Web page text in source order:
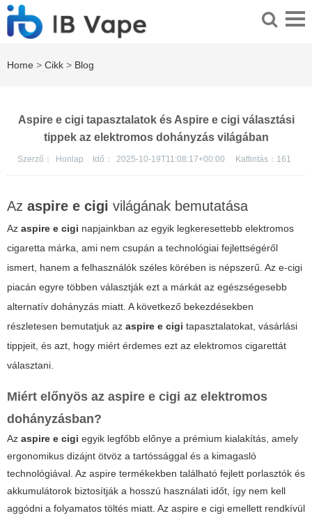
Home > Cikk > Blog
Aspire e cigi tapasztalatok és Aspire e cigi választási
tippek az elektromos dohányzás világában
Szerző： Honlap Idő： 2025-10-19T11:08:17+00:00 Kattintás： 161
Az aspire e cigi világának bemutatása
Az aspire e cigi napjainkban az egyik legkeresettebb elektromos
cigaretta márka, ami nem csupán a technológiai fejlettségéről
ismert, hanem a felhasználók széles körében is népszerű. Az e-cigi
piacán egyre többen választják ezt a márkát az egészségesebb
alternatív dohányzás miatt. A következő bekezdésekben
részletesen bemutatjuk az aspire e cigi tapasztalatokat, vásárlási
tippjeit, és azt, hogy miért érdemes ezt az elektromos cigarettát
választani.
Miért előnyös az aspire e cigi az elektromos
dohányzásban?
Az aspire e cigi egyik legfőbb előnye a prémium kialakítás, amely
ergonomikus dizájnt ötvöz a tartóssággal és a kimagasló
technológiával. Az aspire termékekben található fejlett porlasztók és
akkumulátorok biztosítják a hosszú használati időt, így nem kell
aggódni a folyamatos töltés miatt. Az aspire e cigi emellett rendkívül